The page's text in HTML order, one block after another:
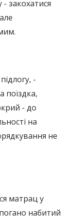
закохатися
-
поїздка,
- до
на
не
матрац у
набитий